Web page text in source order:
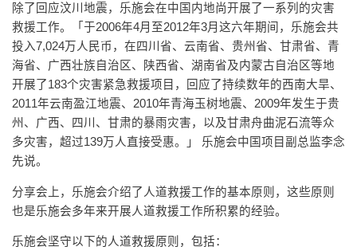
除了回应汶川地震，乐施会在中国内地尚开展了一系列的灾害
救援工作。「于2006年4月至2012年3月这六年期间，乐施会共
投入7,024万人民币，在四川省、云南省、贵州省、甘肃省、青
海省、广西壮族自治区、陕西省、湖南省及内蒙古自治区等地
开展了183个灾害紧急救援项目，回应了持续数年的西南大旱、
2011年云南盈江地震、2010年青海玉树地震、2009年发生于贵
州、广西、四川、甘肃的暴雨灾害，以及甘肃舟曲泥石流等众
多灾害，超过139万人直接受惠。」 乐施会中国项目副总监李念
先说。
分享会上，乐施会介绍了人道救援工作的基本原则，这些原则
也是乐施会多年来开展人道救援工作所积累的经验。
乐施会坚守以下的人道救援原则，包括：